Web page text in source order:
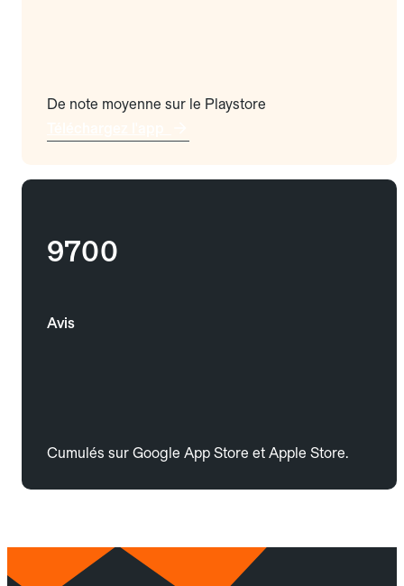
De note moyenne sur le Playstore
9700
Avis
Cumulés sur Google App Store et Apple Store.